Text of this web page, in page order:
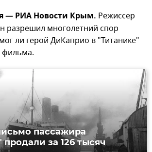
— РИА Новости Крым. Режиссер
разрешил многолетний спор
ли герой ДиКаприо в "Титанике"
фильма.
пассажира
за 126 тысяч